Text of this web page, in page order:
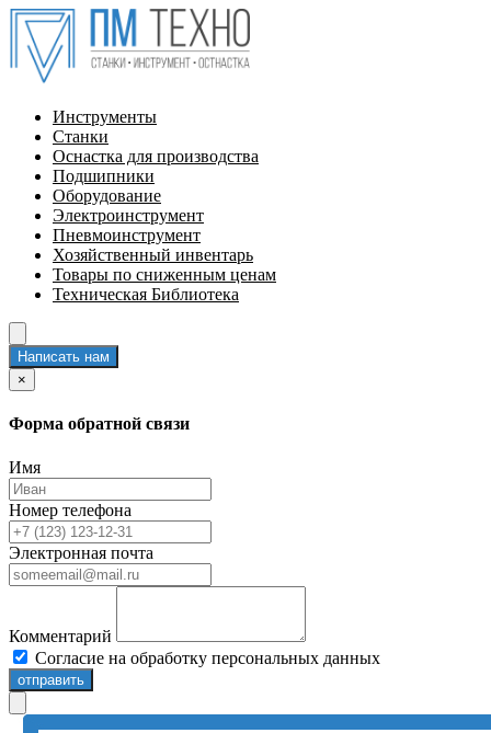
Инструменты
Станки
Оснастка для производства
Подшипники
Оборудование
Электроинструмент
Пневмоинструмент
Хозяйственный инвентарь
Товары по сниженным ценам
Техническая Библиотека
Написать нам
×
Форма обратной связи
Имя
Номер телефона
Электронная почта
Комментарий
Согласие на обработку персональных данных
отправить